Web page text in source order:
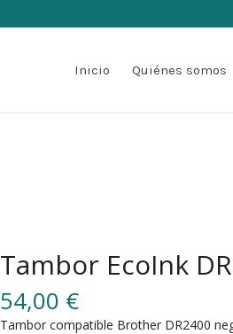
Inicio Quiénes somos
Tambor EcoInk
54,00 €
Tambor compatible Brother DR2400